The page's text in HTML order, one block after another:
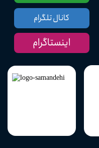
کانال تلگرام
اینستاگرام